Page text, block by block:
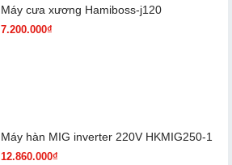
Máy cưa xương Hamiboss-j120
7.200.000₫
Máy hàn MIG inverter 220V HKMIG250-1
12.860.000₫